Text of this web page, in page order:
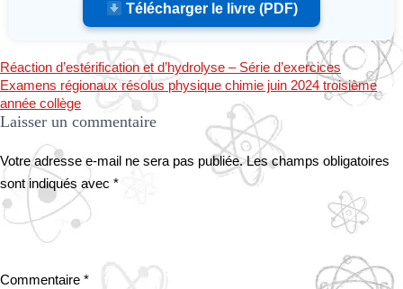
Télécharger le livre (PDF)
Réaction d’estérification et d’hydrolyse – Série d’exercices
Examens régionaux résolus physique chimie juin 2024 troisième
année collège
Laisser un commentaire
Votre adresse e-mail ne sera pas publiée. Les champs obligatoires
sont indiqués avec *
Commentaire *